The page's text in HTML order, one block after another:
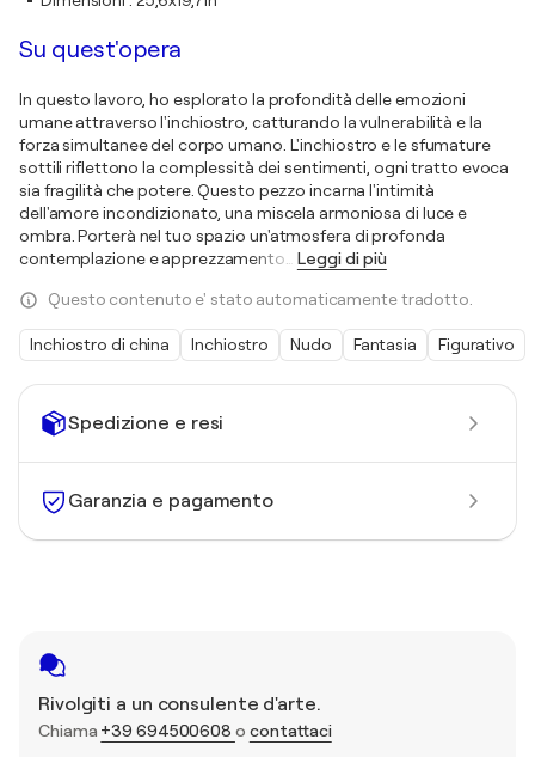
Spedizione e resi
Garanzia e pagamento
Rivolgiti a un consulente d'arte.
Chiama +39 694500608 o contattaci
Su quest'opera
In questo lavoro, ho esplorato la profondità delle emozioni
umane attraverso l'inchiostro, catturando la vulnerabilità e la
forza simultanee del corpo umano. L'inchiostro e le sfumature
sottili riflettono la complessità dei sentimenti, ogni tratto evoca
sia fragilità che potere. Questo pezzo incarna l'intimità
dell'amore incondizionato, una miscela armoniosa di luce e
ombra. Porterà nel tuo spazio un'atmosfera di profonda
contemplazione e apprezzamento… Leggi di più
Questo contenuto e' stato automaticamente tradotto.
Inchiostro di china Inchiostro Nudo Fantasia Figurativo